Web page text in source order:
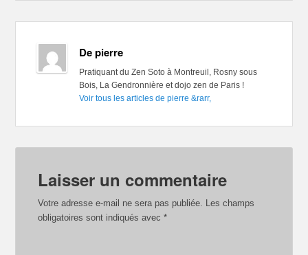
De pierre
Pratiquant du Zen Soto à Montreuil, Rosny sous
Bois, La Gendronnière et dojo zen de Paris !
Voir tous les articles de pierre &rarr,
Laisser un commentaire
Votre adresse e-mail ne sera pas publiée.
Les champs
obligatoires sont indiqués avec*